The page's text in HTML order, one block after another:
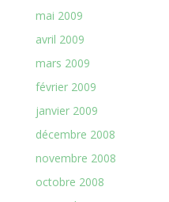
mai 2009
avril 2009
mars 2009
février 2009
janvier 2009
décembre 2008
novembre 2008
octobre 2008